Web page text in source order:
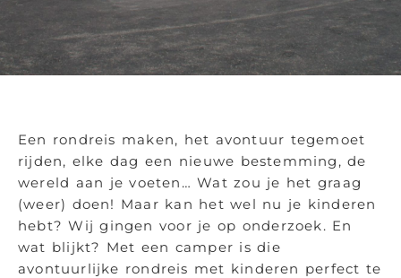
Een rondreis maken, het avontuur tegemoet
rijden, elke dag een nieuwe bestemming, de
wereld aan je voeten… Wat zou je het graag
(weer) doen! Maar kan het wel nu je kinderen
hebt? Wij gingen voor je op onderzoek. En
wat blijkt? Met een camper is die
avontuurlijke rondreis met kinderen perfect te